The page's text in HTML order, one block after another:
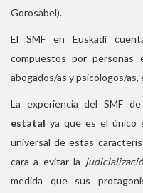
Gorosabel).
El SMF en Euskadi
compuestos por personas
abogados/as y psicólogos/
La experiencia del SMF
estatal ya que es el único
universal de estas
cara a evitar la
medida que sus